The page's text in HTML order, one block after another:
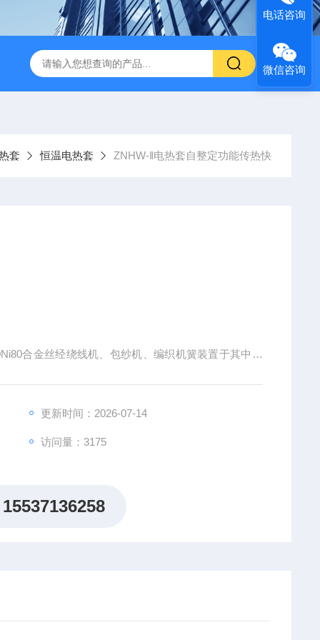
套 恒温电热套 ZNHW-‖电热套自整定功能传热快
合金丝经绕线机、包纱机、编织机簧装置于其中，
更新时间：2026-07-14
访问量：3175
15537136258
电话咨询
微信咨询